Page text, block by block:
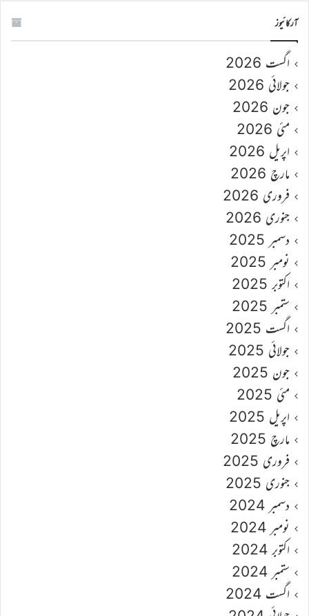
آرکائیوز
اگست 2026
جولائی 2026
جون 2026
مئی 2026
اپریل 2026
مارچ 2026
فروری 2026
جنوری 2026
دسمبر 2025
نومبر 2025
اکتوبر 2025
ستمبر 2025
اگست 2025
جولائی 2025
جون 2025
مئی 2025
اپریل 2025
مارچ 2025
فروری 2025
جنوری 2025
دسمبر 2024
نومبر 2024
اکتوبر 2024
ستمبر 2024
اگست 2024